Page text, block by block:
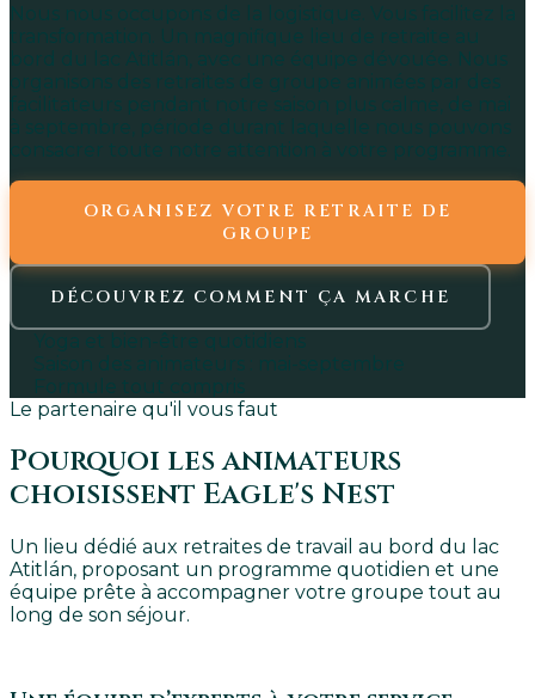
Nous nous occupons de la logistique. Vous facilitez la
transformation. Un magnifique lieu de retraite au
bord du lac Atitlán, avec une équipe dévouée. Nous
organisons des retraites de groupe animées par des
facilitateurs pendant notre saison plus calme, de mai
à septembre, période durant laquelle nous pouvons
consacrer toute notre attention à votre programme.
ORGANISEZ VOTRE RETRAITE DE
GROUPE
DÉCOUVREZ COMMENT ÇA MARCHE
Yoga et bien-être quotidiens
Saison des animateurs : mai-septembre
Formule tout compris
Le partenaire qu'il vous faut
Pourquoi les animateurs
choisissent Eagle's Nest
Un lieu dédié aux retraites de travail au bord du lac
Atitlán, proposant un programme quotidien et une
équipe prête à accompagner votre groupe tout au
long de son séjour.